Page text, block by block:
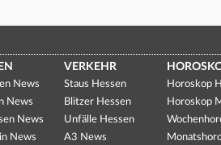
News
News
News
News
VERKEHR
Staus Hessen
Blitzer Hessen
Unfälle Hessen
A3 News
Horoskop
Horoskop